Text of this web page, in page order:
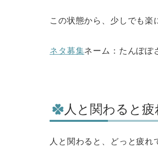
この状態から、少しでも楽
ネタ募集ネーム：たんぽぽ
人と関わると
人と関わると、どっと疲れ